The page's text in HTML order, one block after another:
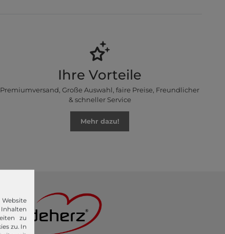
Ihre Vorteile
Premiumversand, Große Auswahl, faire Preise, Freundlicher
& schneller Service
Mehr dazu!
zu
zu. In